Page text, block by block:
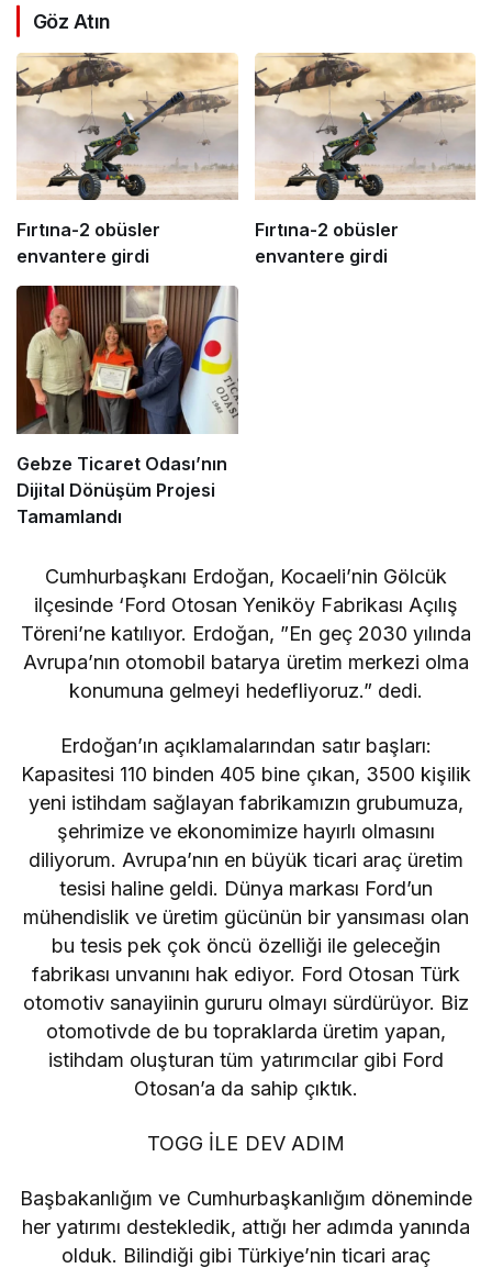
Göz Atın
Fırtına-2 obüsler
envantere girdi
Fırtına-2 obüsler
envantere girdi
Gebze Ticaret Odası’nın
Dijital Dönüşüm Projesi
Tamamlandı
Cumhurbaşkanı Erdoğan, Kocaeli’nin Gölcük
ilçesinde ‘Ford Otosan Yeniköy Fabrikası Açılış
Töreni’ne katılıyor. Erdoğan, ”En geç 2030 yılında
Avrupa’nın otomobil batarya üretim merkezi olma
konumuna gelmeyi hedefliyoruz.” dedi.
Erdoğan’ın açıklamalarından satır başları:
Kapasitesi 110 binden 405 bine çıkan, 3500 kişilik
yeni istihdam sağlayan fabrikamızın grubumuza,
şehrimize ve ekonomimize hayırlı olmasını
diliyorum. Avrupa’nın en büyük ticari araç üretim
tesisi haline geldi. Dünya markası Ford’un
mühendislik ve üretim gücünün bir yansıması olan
bu tesis pek çok öncü özelliği ile geleceğin
fabrikası unvanını hak ediyor. Ford Otosan Türk
otomotiv sanayiinin gururu olmayı sürdürüyor. Biz
otomotivde de bu topraklarda üretim yapan,
istihdam oluşturan tüm yatırımcılar gibi Ford
Otosan’a da sahip çıktık.
TOGG İLE DEV ADIM
Başbakanlığım ve Cumhurbaşkanlığım döneminde
her yatırımı destekledik, attığı her adımda yanında
olduk. Bilindiği gibi Türkiye’nin ticari araç